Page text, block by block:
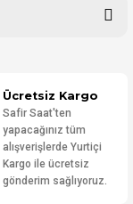
Ücretsiz Kargo
Safir Saat'ten
yapacağınız tüm
alışverişlerde Yurtiçi
Kargo ile ücretsiz
gönderim sağlıyoruz.